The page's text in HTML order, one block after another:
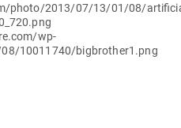
photo/2013/07/13/01/08/
wp-
10011740/bigbrother1.png